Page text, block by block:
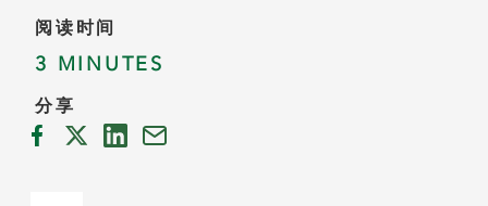
阅读时间
3 MINUTES
分享